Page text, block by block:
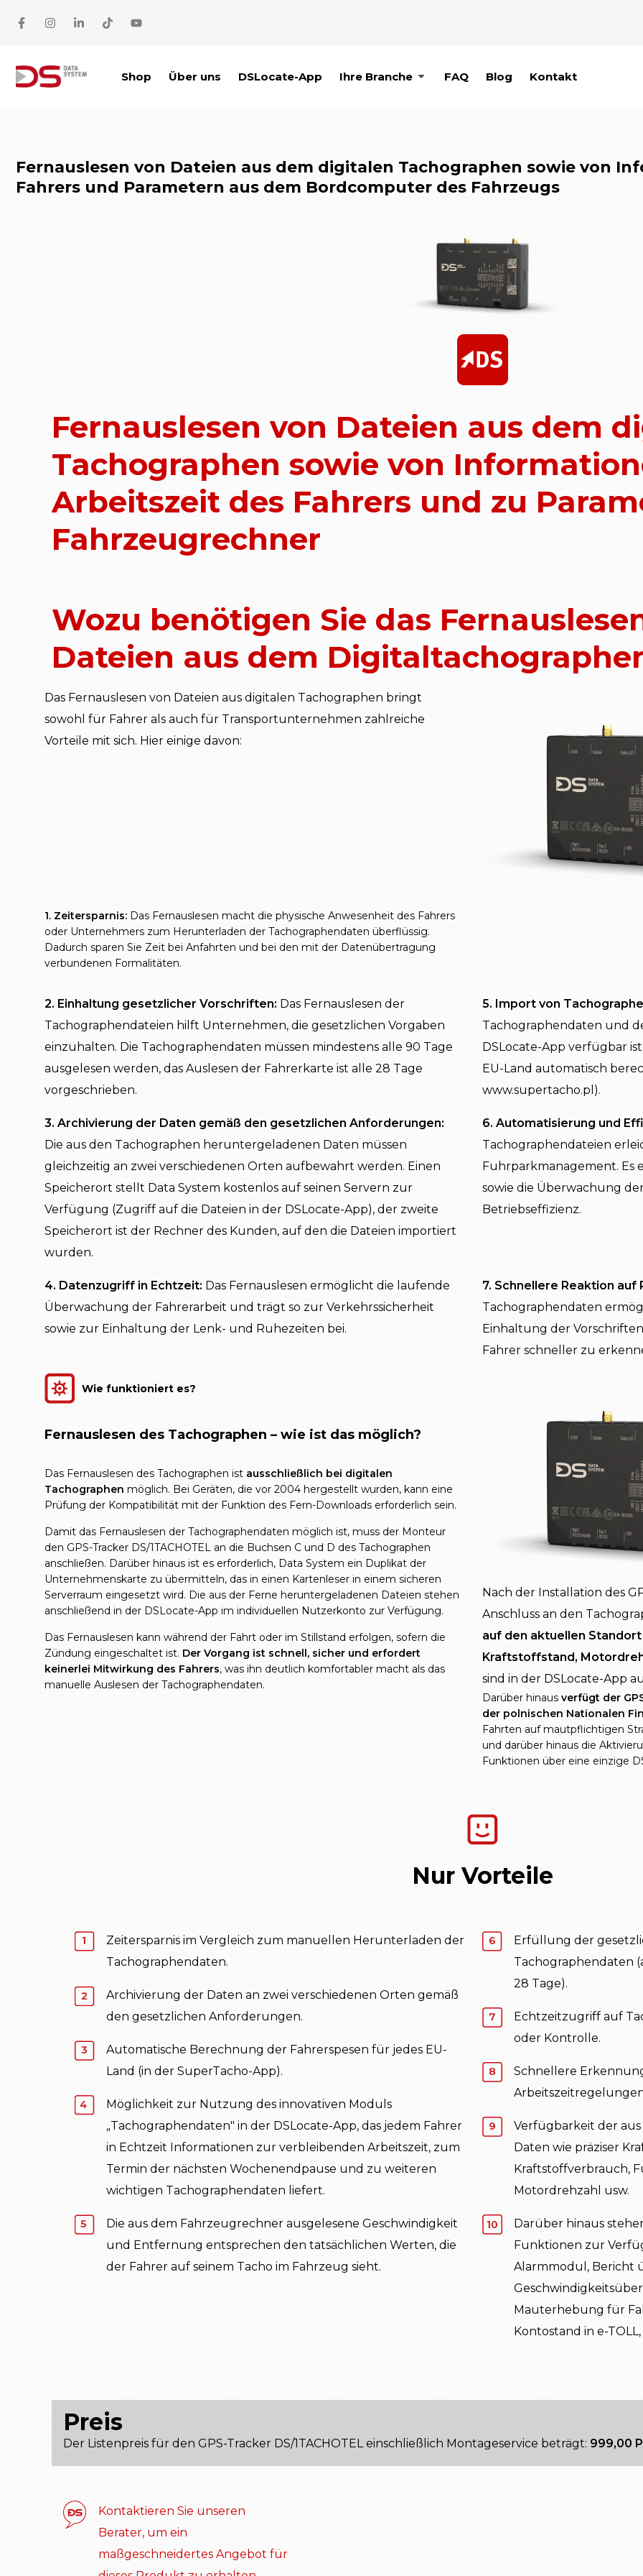
Shop Über uns DSLocate-App Ihre Branche FAQ Blog Kontakt
Fernauslesen von Dateien aus dem digitalen Tachographen sowie von
Fahrers und Parametern aus dem Bordcomputer des Fahrzeugs
Fernauslesen von Dateien aus dem
Tachographen sowie von
Arbeitszeit des Fahrers und zu
Fahrzeugrechner
Wozu benötigen Sie das
Dateien aus dem
Das Fernauslesen von Dateien aus digitalen Tachographen bringt
sowohl für Fahrer als auch für Transportunternehmen zahlreiche
Vorteile mit sich. Hier einige davon:
1. Zeitersparnis: Das Fernauslesen macht die physische Anwesenheit des Fahrers
oder Unternehmers zum Herunterladen der Tachographendaten überflüssig.
Dadurch sparen Sie Zeit bei Anfahrten und bei den mit der Datenübertragung
verbundenen Formalitäten.
2. Einhaltung gesetzlicher Vorschriften: Das Fernauslesen der
Tachographendateien hilft Unternehmen, die gesetzlichen Vorgaben
einzuhalten. Die Tachographendaten müssen mindestens alle 90 Tage
ausgelesen werden, das Auslesen der Fahrerkarte ist alle 28 Tage
vorgeschrieben.
5. Import von
Tachographendaten und
DSLocate-App verfügbar
EU-Land automatisch
www.supertacho.pl).
3. Archivierung der Daten gemäß den gesetzlichen Anforderungen:
Die aus den Tachographen heruntergeladenen Daten müssen
gleichzeitig an zwei verschiedenen Orten aufbewahrt werden. Einen
Speicherort stellt Data System kostenlos auf seinen Servern zur
Verfügung (Zugriff auf die Dateien in der DSLocate-App), der zweite
Speicherort ist der Rechner des Kunden, auf den die Dateien importiert
wurden.
6. Automatisierung und
Tachographendateien
Fuhrparkmanagement. Es
sowie die Überwachung
Betriebseffizienz.
4. Datenzugriff in Echtzeit: Das Fernauslesen ermöglicht die laufende
Überwachung der Fahrerarbeit und trägt so zur Verkehrssicherheit
sowie zur Einhaltung der Lenk- und Ruhezeiten bei.
7. Schnellere Reaktion auf
Tachographendaten
Einhaltung der
Fahrer schneller zu
Wie funktioniert es?
Fernauslesen des Tachographen – wie ist das möglich?
Das Fernauslesen des Tachographen ist ausschließlich bei digitalen
Tachographen möglich. Bei Geräten, die vor 2004 hergestellt wurden, kann eine
Prüfung der Kompatibilität mit der Funktion des Fern-Downloads erforderlich sein.
Damit das Fernauslesen der Tachographendaten möglich ist, muss der Monteur
den GPS-Tracker DS/1TACHOTEL an die Buchsen C und D des Tachographen
anschließen. Darüber hinaus ist es erforderlich, Data System ein Duplikat der
Unternehmenskarte zu übermitteln, das in einen Kartenleser in einem sicheren
Serverraum eingesetzt wird. Die aus der Ferne heruntergeladenen Dateien stehen
anschließend in der DSLocate-App im individuellen Nutzerkonto zur Verfügung.
Das Fernauslesen kann während der Fahrt oder im Stillstand erfolgen, sofern die
Zündung eingeschaltet ist. Der Vorgang ist schnell, sicher und erfordert
keinerlei Mitwirkung des Fahrers, was ihn deutlich komfortabler macht als das
manuelle Auslesen der Tachographendaten.
Nach der Installation des
Anschluss an den
auf den aktuellen
Kraftstoffstand,
sind in der DSLocate-App
Darüber hinaus verfügt der
der polnischen Nationalen
Fahrten auf mautpflichtigen
und darüber hinaus die
Funktionen über eine einzige
Nur Vorteile
Zeitersparnis im Vergleich zum manuellen Herunterladen der
Tachographendaten.
Archivierung der Daten an zwei verschiedenen Orten gemäß
den gesetzlichen Anforderungen.
Automatische Berechnung der Fahrerspesen für jedes EU-
Land (in der SuperTacho-App).
Möglichkeit zur Nutzung des innovativen Moduls
„Tachographendaten" in der DSLocate-App, das jedem Fahrer
in Echtzeit Informationen zur verbleibenden Arbeitszeit, zum
Termin der nächsten Wochenendpause und zu weiteren
wichtigen Tachographendaten liefert.
Die aus dem Fahrzeugrechner ausgelesene Geschwindigkeit
und Entfernung entsprechen den tatsächlichen Werten, die
der Fahrer auf seinem Tacho im Fahrzeug sieht.
Erfüllung der
Tachographendaten
28 Tage).
Echtzeitzugriff auf
oder Kontrolle.
Schnellere
Verfügbarkeit der
Daten wie präziser
Kraftstoffverbrauch,
Motordrehzahl usw.
Darüber hinaus
Funktionen zur
Alarmmodul, Bericht
Mauterhebung für
Kontostand in e-
Preis
Der Listenpreis für den GPS-Tracker DS/1TACHOTEL einschließlich Montageservice beträgt: 999,00
Kontaktieren Sie unseren
Berater, um ein
maßgeschneidertes Angebot für